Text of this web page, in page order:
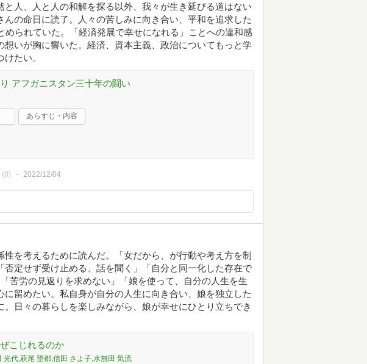
と人、人と人の和解を探る以外、我々が生き延びる道はない
んの命日に読了。人々の苦しみに向き合い、平和を追求した
められていた。「経済発展で幸せになれる」ことへの違和感
想いが胸に響いた。経済、資本主義、政治についてもっと学
たい。
アフガニスタン三十年の闘い
あらすじ・内容
(0) 2022/12/04
性を考えるために読んだ。「女だから、が行動や考え方を制
否定せず受け止める、話を聞く」「自分と同一化した存在で
苦労の見返りを求めない」「娘を使って、自分の人生を生
に留めたい。私自身が自分の人生に向き合い、娘を独立した
。日々の暮らしを楽しみながら、娘が幸せにひとり立ちでき
こじれるのか
光代,萩尾 望都,信田 さよ子,水無田 気流